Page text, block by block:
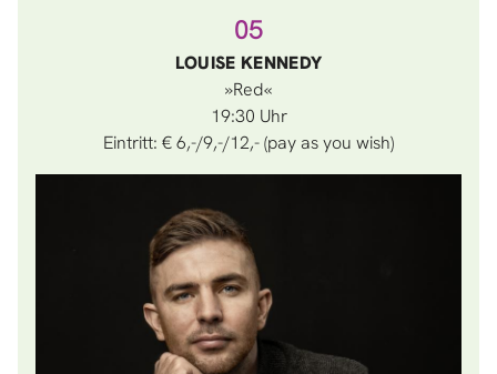
05
LOUISE KENNEDY
»Red«
19:30
Eintritt: € 6,-/9,-/12,- (pay as you wish)